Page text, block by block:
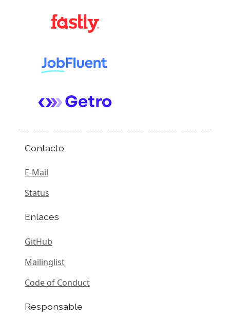
Contacto
E-Mail
Status
Enlaces
GitHub
Mailinglist
Code of Conduct
Responsable